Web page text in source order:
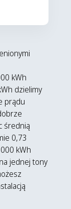
kWh
dzielimy
prądu
średnią
0,73
kWh
jednej tony